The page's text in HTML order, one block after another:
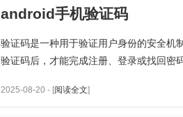
android手机验证码
验证码是一种用于验证用户身份的安全机
验证码后，才能完成注册、登录或找回密
2025-08-20 - [阅读全文]